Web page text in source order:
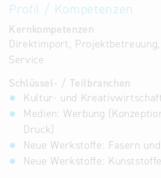
Profil / Kompetenzen
Kernkompetenzen
Direktimport,
Service
Schlüssel- / Teilbranchen
Kultur- und
Medien: Werbung
Druck)
Neue Werkstoffe: Fasern
Neue Werkstoffe: Kunststoffe